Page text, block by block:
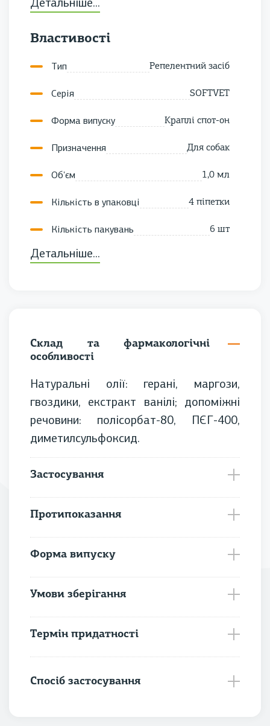
захворювань: комарів, москітів та мух.
ретельно підібраних, виключно
природних компонентів: олій герані,
Складові компоненти продукту
та посилювати
дію одне одного, за рахунок чого
маскується неприємний запах від
тварин, покращується стан шкіри і
Властивості
Тип Репелентний засіб
Серія SOFTVET
Форма випуску Краплі спот-он
Призначення Для собак
Об'єм 1,0 мл
Кількість в упаковці 4 піпетки
Кількість пакувань 6 шт
Вид упаковки
Рекомендований вік Від 4 тижнів
Технічні умови (ТУ) ТУ У 20.2-37187822-018:2019
Детальніше...
Склад та фармакологічні
особливості
Натуральні олії: герані, маргози,
гвоздики, екстракт ванілі; допоміжні
речовини: полісорбат-80, ПЄГ-400,
диметилсульфоксид.
Застосування
Протипоказання
Форма випуску
Умови зберігання
Термін придатності
Спосіб застосування